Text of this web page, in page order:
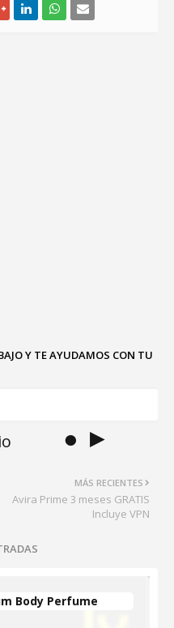
Y TE AYUDAMOS CON TU
● ►
MÁS RECIENTES
Avira Prime 3 meses GRATIS
Incluye VPN
Body Perfume